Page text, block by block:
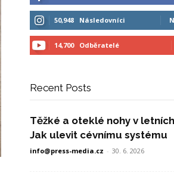
50,948 Následovníci
14,700 Odběratelé
Recent Posts
Těžké a oteklé nohy v
Jak ulevit cévnímu systému
info@press-media.cz - 30. 6. 2026